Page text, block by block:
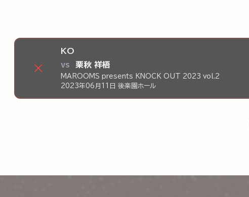
×
KO
vs 栗秋 祥梧
MAROOMS presents KNOCK OUT 2023 vol.2
2023年06月11日 後楽園ホール